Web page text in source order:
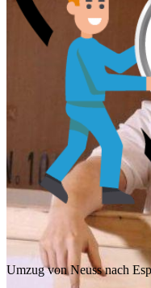
Umzug von Neuss nach